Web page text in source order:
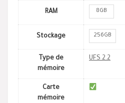
RAM 8GB
Stockage 256GB
Type de
mémoire
UFS 2.2
Carte
mémoire